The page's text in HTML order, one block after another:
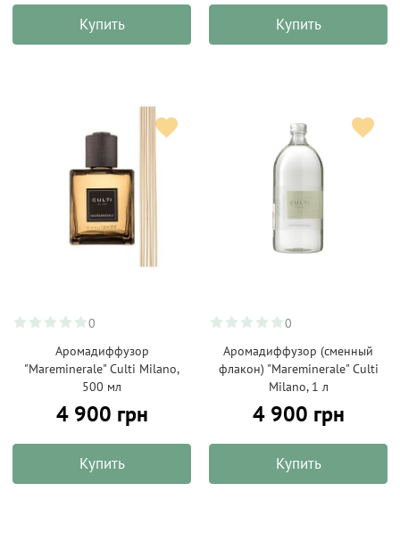
Купить Купить
0
Аромадиффузор
"Mareminerale" Culti Milano,
500 мл
4 900 грн
Купить
0
Аромадиффузор (сменный
флакон) "Mareminerale" Culti
Milano, 1 л
4 900 грн
Купить